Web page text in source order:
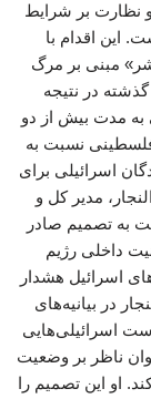
نظارت بر شرایط
نفر به کمتر از ۲۰ نفر است. این اقدام با
مبنی بر مرگ
در نتیجه
به مدت بیش از دو
نسبت به
اسرائیلی برای
مدیر کل و
به تصمیم صادر
داخلی رژیم
اسرائیل هشدار
در بیانیه‌های
اسرائیلی‌هایی
ناظر بر وضعیت
او این تصمیم را